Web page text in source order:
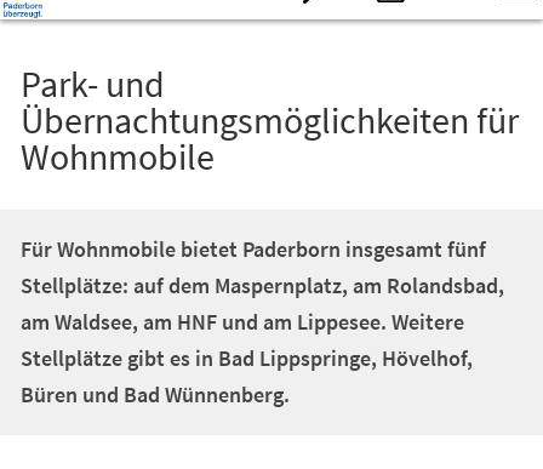
Park- und
Übernachtungsmöglichkeiten für
Wohnmobile
Für Wohnmobile bietet Paderborn insgesamt fünf
Stellplätze: auf dem Maspernplatz, am Rolandsbad,
am Waldsee, am HNF und am Lippesee. Weitere
Stellplätze gibt es in Bad Lippspringe, Hövelhof,
Büren und Bad Wünnenberg.